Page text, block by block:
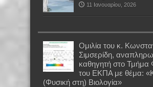
11 Ιανουαρίου, 2026
Oμιλία του κ.
Σιμσερίδη,
καθηγητή στο Τμήμα
του ΕΚΠΑ με θέμα:
(Φυσική στη) Βιολογία»